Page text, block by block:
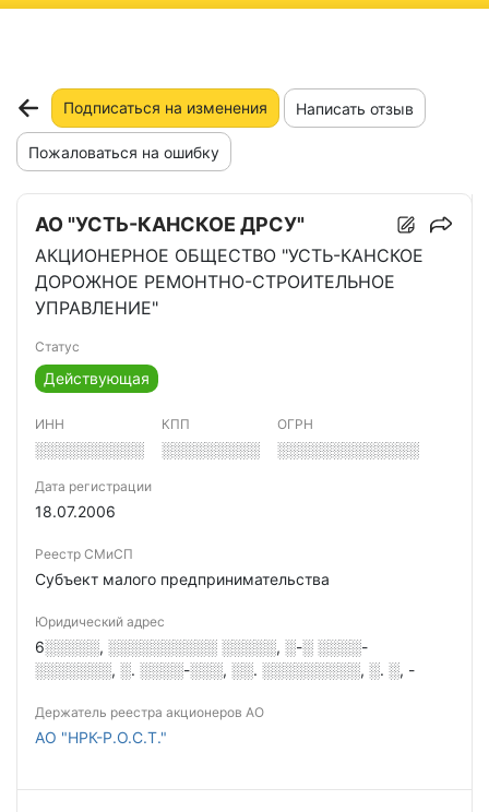
Подписаться на изменения Написать отзыв
Пожаловаться на ошибку
АО "УСТЬ-КАНСКОЕ ДРСУ"
АКЦИОНЕРНОЕ ОБЩЕСТВО "УСТЬ-КАНСКОЕ
ДОРОЖНОЕ РЕМОНТНО-СТРОИТЕЛЬНОЕ
УПРАВЛЕНИЕ"
Статус
Действующая
ИНН
░░░░░░░░░░
КПП
░░░░░░░░░
ОГРН
░░░░░░░░░░░░░
Дата регистрации
18.07.2006
Реестр СМиСП
Субъект малого предпринимательства
Юридический адрес
6░░░░░, ░░░░░░░░░░ ░░░░░, ░-░ ░░░░-
░░░░░░░, ░. ░░░░-░░░, ░░. ░░░░░░░░░, ░. ░, -
Держатель реестра акционеров АО
АО "НРК-Р.О.С.Т."